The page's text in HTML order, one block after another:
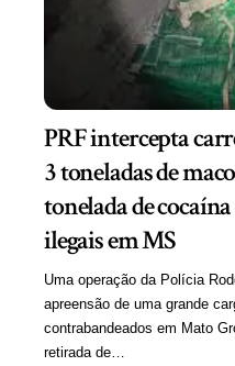
PRF intercepta
3 toneladas de
tonelada de
ilegais em MS
Uma operação da Polícia
apreensão de uma grande
contrabandeados em Mato
retirada de…